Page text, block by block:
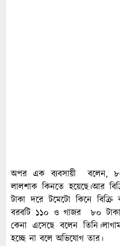
অপর এক ব্যবসায়ী বলেন,
লালশাক কিনতে হয়েছে।আর
টাকা দরে টমেটো কিনে
বরবটি ১১০ ও গাজর ৮০
কেনা এসেছে বলেন
হচ্ছে না বলে অভিযোগ তার।